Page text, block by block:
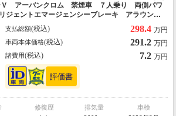
Ｖ アーバンクロム 禁煙車 ７人乗り 両側パワ
ジェントエマージェンシーブレーキ アラウンド
ット 社外９型ナビ（Ｂｌｕｅｔｏｏｔｈ／Ｃ
フルセグＴＶ）
支払総額(税込) 298.4 万円
車両本体価格(税込) 291.2 万円
諸費用(税込) 7.2 万円
修復歴
排気量
車検